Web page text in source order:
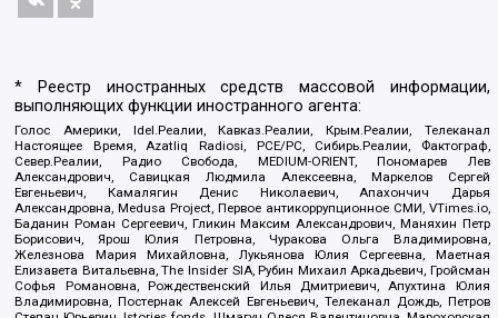
* Реестр иностранных средств массовой информации,
выполняющих функции иностранного агента:
Голос Америки, Idel.Реалии, Кавказ.Реалии, Крым.Реалии, Телеканал
Настоящее Время, Azatliq Radiosi, PCE/PC, Сибирь.Реалии, Фактограф,
Север.Реалии, Радио Свобода, MEDIUM-ORIENT, Пономарев Лев
Александрович, Савицкая Людмила Алексеевна, Маркелов Сергей
Евгеньевич, Камалягин Денис Николаевич, Апахончич Дарья
Александровна, Medusa Project, Первое антикоррупционное СМИ, VTimes.io,
Баданин Роман Сергеевич, Гликин Максим Александрович, Маняхин Петр
Борисович, Ярош Юлия Петровна, Чуракова Ольга Владимировна,
Железнова Мария Михайловна, Лукьянова Юлия Сергеевна, Маетная
Елизавета Витальевна, The Insider SIA, Рубин Михаил Аркадьевич, Гройсман
Софья Романовна, Рождественский Илья Дмитриевич, Апухтина Юлия
Владимировна, Постернак Алексей Евгеньевич, Телеканал Дождь, Петров